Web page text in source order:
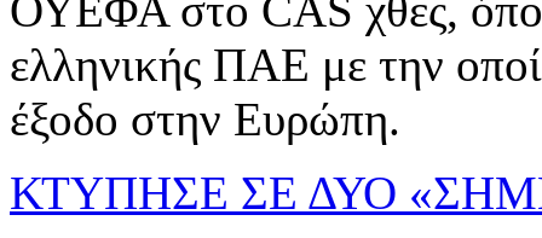
ελληνικής ΠΑΕ με την
έξοδο στην Ευρώπη.
ΚΤΥΠΗΣΕ ΣΕ ΔΥΟ